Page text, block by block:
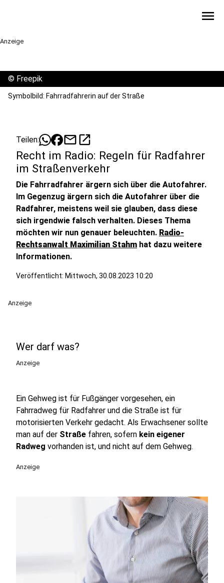
menu
Anzeige
© Freepik
Symbolbild: Fahrradfahrerin auf der Straße
Teilen: mailopen_in_new
Recht im Radio: Regeln für Radfahrer
im Straßenverkehr
Die Fahrradfahrer ärgern sich über die Autofahrer.
Im Gegenzug ärgern sich die Autofahrer über die
Radfahrer, meistens weil sie glauben, dass diese
sich irgendwie falsch verhalten. Dieses Thema
möchten wir nun genauer beleuchten. Radio-
Rechtsanwalt Maximilian Stahm hat dazu weitere
Informationen.
Veröffentlicht: Mittwoch, 30.08.2023 10:20
Anzeige
Wer darf was?
Anzeige
Ein Gehweg ist für Fußgänger vorgesehen, ein
Fahrradweg für Radfahrer und die Straße ist für
motorisierten Verkehr gedacht. Als Erwachsener sollte
man auf der Straße fahren, sofern kein eigener
Radweg vorhanden ist, und nicht auf dem Gehweg.
Anzeige